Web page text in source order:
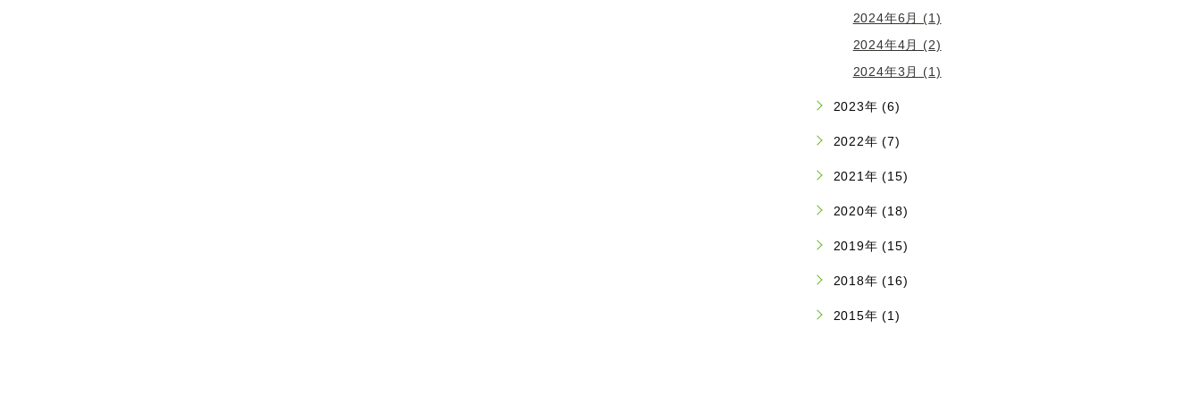
2024年6月 (1)
2024年4月 (2)
2024年3月 (1)
2023年 (6)
2022年 (7)
2021年 (15)
2020年 (18)
2019年 (15)
2018年 (16)
2015年 (1)